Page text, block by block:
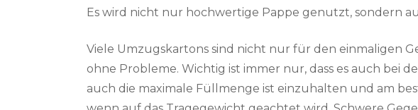
Es wird nicht nur hochwertige Pappe genutzt, sondern
Viele Umzugskartons sind nicht nur für den einmaligen
ohne Probleme. Wichtig ist immer nur, dass es auch bei
auch die maximale Füllmenge ist einzuhalten und am